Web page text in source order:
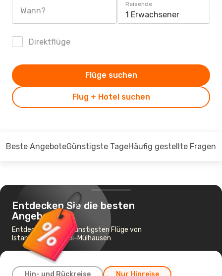
Wann?
Reisende
1 Erwachsener
Direktflüge
Flug + Hotel suchen
Flüge suchen
Beste AngeboteGünstigste TageHäufig gestellte Fragen
Entdecken Sie die besten
Angebote
Entdecken Sie die günstigsten Flüge von
Istanbul nach Basel-Mülhausen
Hin- und Rückreise Nur Hinreise